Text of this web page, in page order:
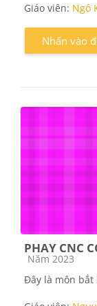
Giáo viên: Ngô
Nhấn vào
PHAY CNC
Các loại khóa
Năm 2023
Đây là môn bắt